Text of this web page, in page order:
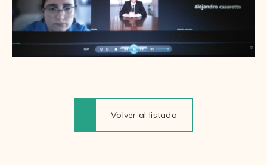
Volver al listado